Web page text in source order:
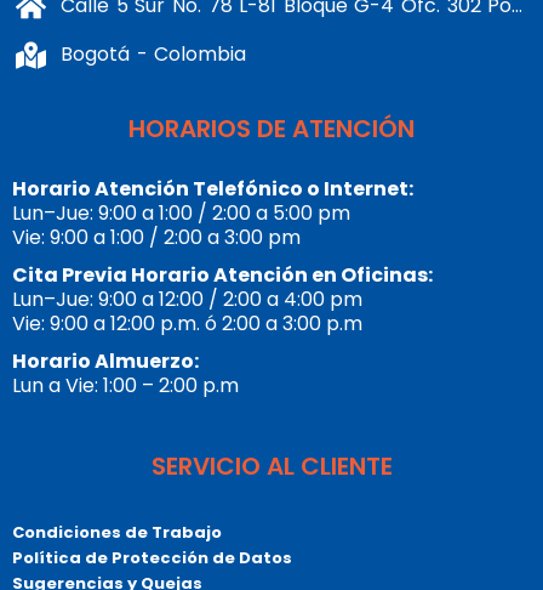
Calle 5 Sur No. 78 L-81 Bloque G-4 Ofc. 302 Portería 1 Banderas - Kennedy
Bogotá - Colombia
HORARIOS DE ATENCIÓN
Horario Atención Telefónico o Internet:
Lun–Jue: 9:00 a 1:00 / 2:00 a 5:00 pm
Vie: 9:00 a 1:00 / 2:00 a 3:00 pm
Cita Previa Horario Atención en Oficinas:
Lun–Jue: 9:00 a 12:00 / 2:00 a 4:00 pm
Vie: 9:00 a 12:00 p.m. ó 2:00 a 3:00 p.m
Horario Almuerzo:
Lun a Vie: 1:00 – 2:00 p.m
SERVICIO AL CLIENTE
Condiciones de Trabajo
Política de Protección de Datos
Sugerencias y Quejas